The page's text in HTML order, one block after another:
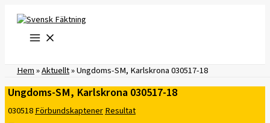
innehåll
Hem»Aktuellt»Ungdoms-SM, Karlskrona 030517-18
Ungdoms-SM, Karlskrona 030517-18
030518FörbundskaptenerResultat